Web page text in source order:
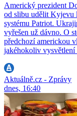
Americký prezident
od slibu udělit Kyjevu
systému Patriot.
vyřešen už dávno. O
předchozí americkou
jakéhokoliv vysvětlení
Aktuálně.cz - Zprávy
dnes, 16:40